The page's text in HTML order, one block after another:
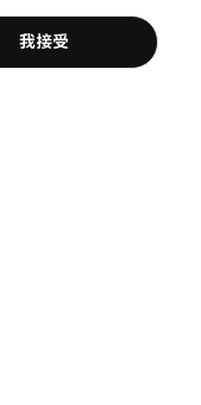
立即购买
立即预约
我接受